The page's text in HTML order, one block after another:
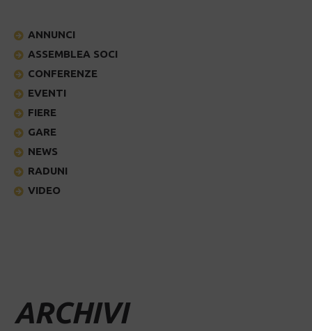
ANNUNCI
ASSEMBLEA SOCI
CONFERENZE
EVENTI
FIERE
GARE
NEWS
RADUNI
VIDEO
ARCHIVI